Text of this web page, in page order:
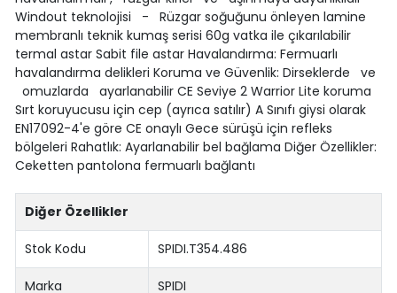
Windout teknolojisi - Rüzgar soğuğunu önleyen lamine
membranlı teknik kumaş serisi 60g vatka ile çıkarılabilir
termal astar Sabit file astar Havalandırma: Fermuarlı
havalandırma delikleri Koruma ve Güvenlik: Dirseklerde ve
omuzlarda ayarlanabilir CE Seviye 2 Warrior Lite koruma
Sırt koruyucusu için cep (ayrıca satılır) A Sınıfı giysi olarak
EN17092-4'e göre CE onaylı Gece sürüşü için refleks
bölgeleri Rahatlık: Ayarlanabilir bel bağlama Diğer Özellikler:
Ceketten pantolona fermuarlı bağlantı
Diğer Özellikler
Stok Kodu SPIDI.T354.486
Marka SPIDI